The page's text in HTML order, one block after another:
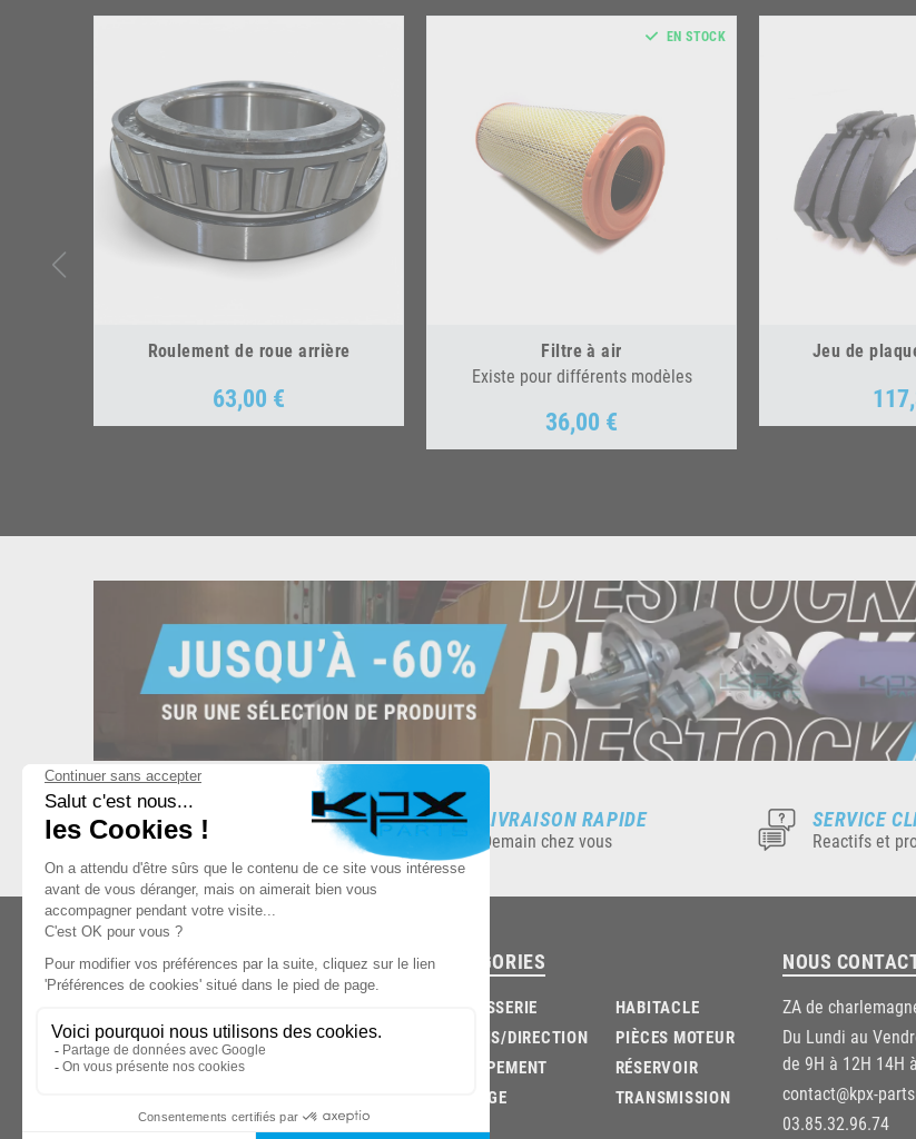
Roulement de roue arrière
Prix
63,00 €
Filtre à air
Existe pour différents modèles
Prix
36,00 €
EN STOCK
Jeu de
Prix
ESPACE DE STOCKAGE
8.500 produits en stock
LIVRAISON RAPIDE
Demain chez vous
SERVICE
Reactifs et
03.85.32.96.74
© 2026 -KPX PARTS- SITE CRÉÉ PARLET'S CLIC
CATÉGORIES
CARROSSERIE
CHASSIS/DIRECTION
ECHAPPEMENT
FREINAGE
HABITACLE
PIÈCES MOTEUR
RÉSERVOIR
TRANSMISSION
NOUS
ZA de
Du Lundi au
de 9H à 12H 14H
contact@kpx-
03.85.32.96.74